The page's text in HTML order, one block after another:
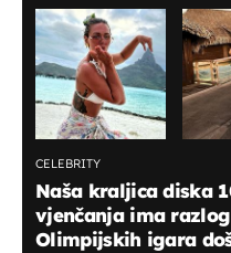
CELEBRITY
Naša kraljica diska
vjenčanja ima
Olimpijskih igara